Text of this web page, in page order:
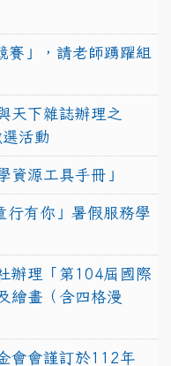
賽」，請老師踴躍組
天下雜誌辦理之
活動
資源工具手冊」
行有你」暑假服務學
辦理「第104屆國際
繪畫（含四格漫
會會謹訂於112年